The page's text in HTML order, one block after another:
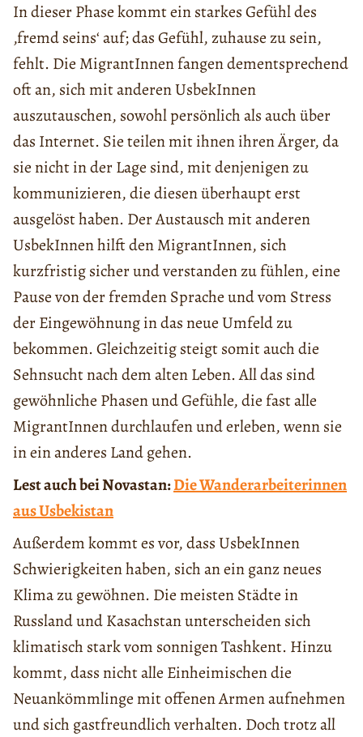
In dieser Phase kommt ein starkes Gefühl des
‚fremd seins‘ auf; das Gefühl, zuhause zu sein,
fehlt. Die MigrantInnen fangen dementsprechend
oft an, sich mit anderen UsbekInnen
auszutauschen, sowohl persönlich als auch über
das Internet. Sie teilen mit ihnen ihren Ärger, da
sie nicht in der Lage sind, mit denjenigen zu
kommunizieren, die diesen überhaupt erst
ausgelöst haben. Der Austausch mit anderen
UsbekInnen hilft den MigrantInnen, sich
kurzfristig sicher und verstanden zu fühlen, eine
Pause von der fremden Sprache und vom Stress
der Eingewöhnung in das neue Umfeld zu
bekommen. Gleichzeitig steigt somit auch die
Sehnsucht nach dem alten Leben. All das sind
gewöhnliche Phasen und Gefühle, die fast alle
MigrantInnen durchlaufen und erleben, wenn sie
in ein anderes Land gehen.
Lest auch bei Novastan:Die Wanderarbeiterinnen
aus Usbekistan
Außerdem kommt es vor, dass UsbekInnen
Schwierigkeiten haben, sich an ein ganz neues
Klima zu gewöhnen. Die meisten Städte in
Russland und Kasachstan unterscheiden sich
klimatisch stark vom sonnigen Tashkent. Hinzu
kommt, dass nicht alle Einheimischen die
Neuankömmlinge mit offenen Armen aufnehmen
und sich gastfreundlich verhalten. Doch trotz all